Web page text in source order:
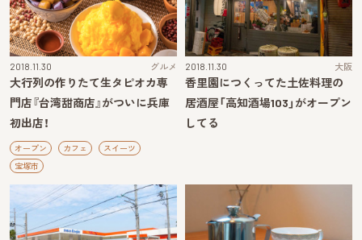
2018.11.30 グルメ
大行列の作りたて生タピオカ専
門店『台湾甜商店』がついに兵庫
初出店！
オープン カフェ
スイーツ
宝塚市
2018.11.30 大阪
香里園につくってた土佐料理の
居酒屋「高知酒場103」がオープン
してる